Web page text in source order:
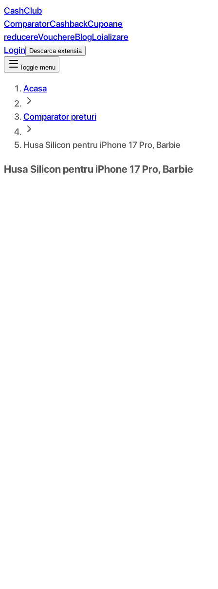
CashClub
ComparatorCashbackCupoane
reducereVouchereBlogLoializare
Login
Descarca extensia
Toggle menu
Acasa
Comparator preturi
Husa Silicon pentru iPhone 17 Pro, Barbie
Husa Silicon pentru iPhone 17 Pro, Barbie